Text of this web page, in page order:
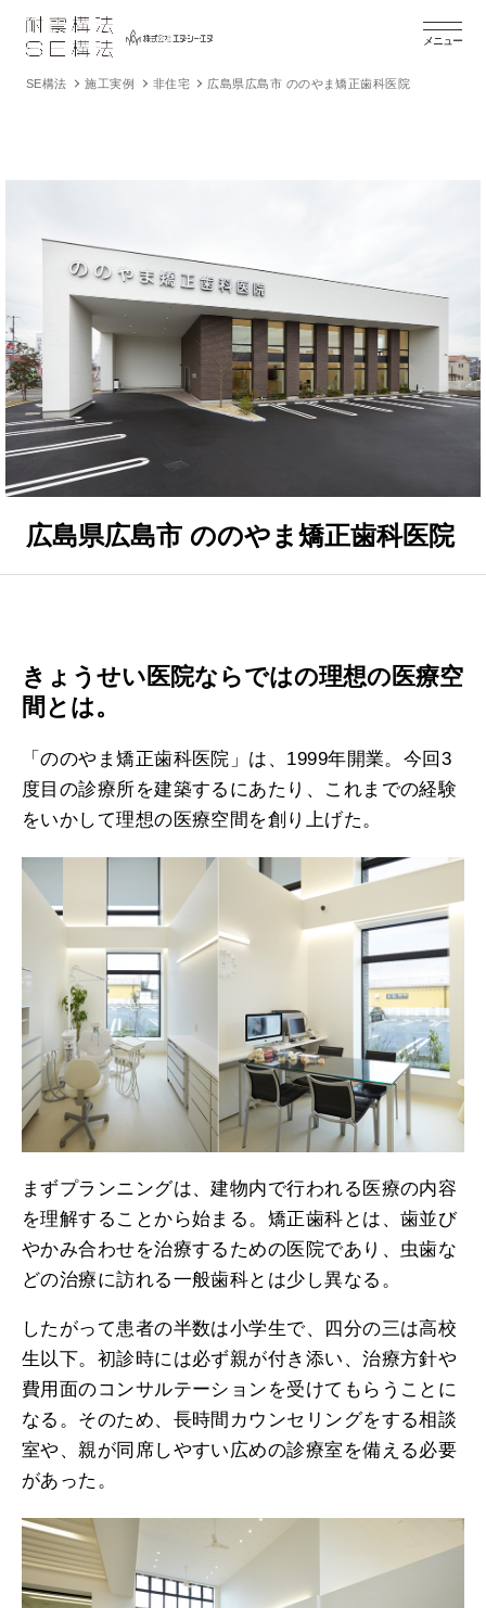
メニュー
SE構法 施工実例 非住宅 広島県広島市 ののやま矯正歯科医院
広島県広島市 ののやま矯正歯科医院
きょうせい医院ならではの理想の医療空
間とは。
「ののやま矯正歯科医院」は、1999年開業。今回3
度目の診療所を建築するにあたり、これまでの経験
をいかして理想の医療空間を創り上げた。
まずプランニングは、建物内で行われる医療の内容
を理解することから始まる。矯正歯科とは、歯並び
やかみ合わせを治療するための医院であり、虫歯な
どの治療に訪れる一般歯科とは少し異なる。
したがって患者の半数は小学生で、四分の三は高校
生以下。初診時には必ず親が付き添い、治療方針や
費用面のコンサルテーションを受けてもらうことに
なる。そのため、長時間カウンセリングをする相談
室や、親が同席しやすい広めの診療室を備える必要
があった。